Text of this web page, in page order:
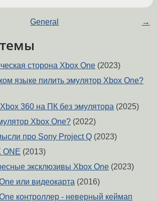
General →
сторона Xbox One (2023)
языке пилить эмулятор Xbox One?
360 на ПК без эмулятора (2025)
Xbox One? (2022)
про Sony Project Q (2023)
ONE (2013)
эксклюзивы Xbox One (2023)
или видеокарта (2016)
контроллер - неверный кеймап